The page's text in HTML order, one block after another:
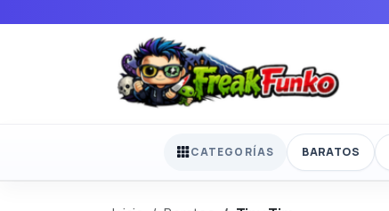
CATEGORÍAS BARATOS